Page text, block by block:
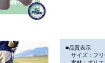
■品質表示
サイズ：フリ